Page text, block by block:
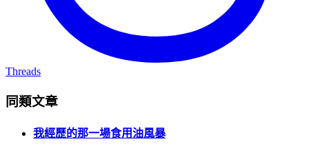
Threads
同類文章
我經歷的那一場食用油風暴